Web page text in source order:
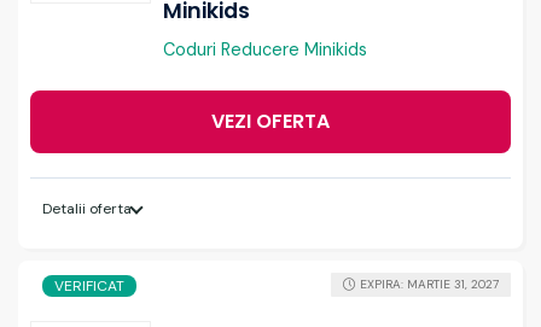
Minikids
Coduri Reducere Minikids
VEZI OFERTA
Detalii oferta
VERIFICAT EXPIRA: MARTIE 31, 2027